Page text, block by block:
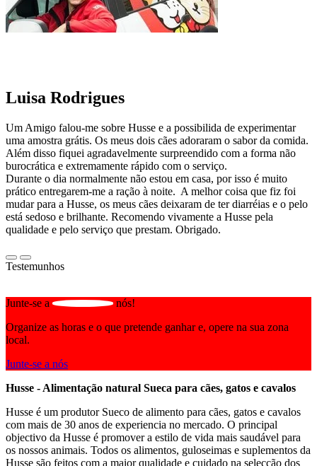
Luisa Rodrigues
Um Amigo falou-me sobre Husse e a possibilida de experimentar
uma amostra grátis. Os meus dois cães adoraram o sabor da comida.
Além disso fiquei agradavelmente surpreendido com a forma não
burocrática e extremamente rápido com o serviço.
Durante o dia normalmente não estou em casa, por isso é muito
prático entregarem-me a ração à noite. A melhor coisa que fiz foi
mudar para a Husse, os meus cães deixaram de ter diarréias e o pelo
está sedoso e brilhante. Recomendo vivamente a Husse pela
qualidade e pelo serviço que prestam. Obrigado.
Testemunhos
Junte-se a
nós!
Organize as horas e o que pretende ganhar e, opere na sua zona
local.
Junte-se a nós
Husse - Alimentação natural Sueca para cães, gatos e cavalos
Husse é um produtor Sueco de alimento para cães, gatos e cavalos
com mais de 30 anos de experiencia no mercado. O principal
objectivo da Husse é promover a estilo de vida mais saudável para
os nossos animais. Todos os alimentos, guloseimas e suplementos da
Husse são feitos com a maior qualidade e cuidado na selecção dos